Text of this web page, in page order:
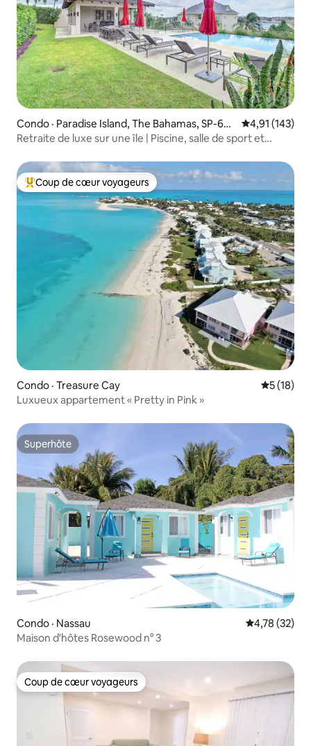
Condo · Paradise Island, The Bahamas, SP-603
43
Note
4,91 (143)
Retraite de luxe sur une île | Piscine, salle de sport et
Coup de cœur voyageurs parmi les plus aimés
Coup de cœur voyageurs
Condo · Treasure Cay Note
5 (18)
Luxueux appartement « Pretty in Pink »
Superhôte
Superhôte
Condo · Nassau Note
4,78 (32)
Maison d'hôtes Rosewood n° 3
Coup de cœur voyageurs
Coup de cœur voyageurs